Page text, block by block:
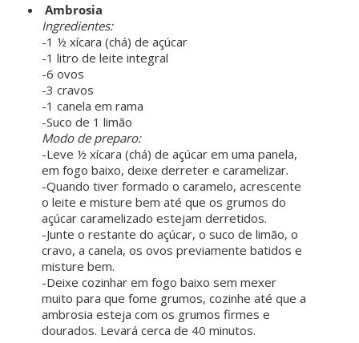
Ambrosia
Ingredientes:
-1 ½ xícara (chá) de açúcar
-1 litro de leite integral
-6 ovos
-3 cravos
-1 canela em rama
-Suco de 1 limão
Modo de preparo:
-Leve ½ xícara (chá) de açúcar em uma panela,
em fogo baixo, deixe derreter e caramelizar.
-Quando tiver formado o caramelo, acrescente
o leite e misture bem até que os grumos do
açúcar caramelizado estejam derretidos.
-Junte o restante do açúcar, o suco de limão, o
cravo, a canela, os ovos previamente batidos e
misture bem.
-Deixe cozinhar em fogo baixo sem mexer
muito para que fome grumos, cozinhe até que a
ambrosia esteja com os grumos firmes e
dourados. Levará cerca de 40 minutos.